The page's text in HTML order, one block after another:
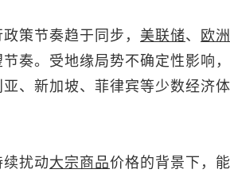
策节奏趋于同步， 美联储、 欧
奏。受地缘局势不确定性影响
、新加坡、菲律宾等少数经济
扰动大宗商品价格的背景下，